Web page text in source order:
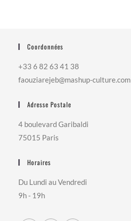
Coordonnées
+33 6 82 63 41 38
faouziarejeb@mashup-culture.com​
Adresse Postale
4 boulevard Garibaldi
75015 Paris
Horaires
Du Lundi au Vendredi
9h - 19h